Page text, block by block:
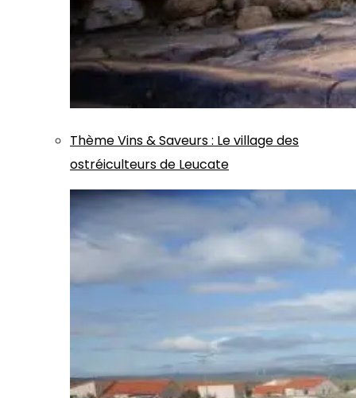
ThèmeVins & Saveurs: Le village des
ostréiculteurs de Leucate